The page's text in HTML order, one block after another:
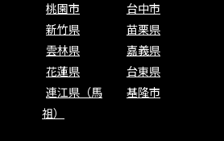
桃園市
台中市
新竹県
苗栗県
雲林県
嘉義県
花蓮県
台東県
連江県（馬
祖）
基隆市